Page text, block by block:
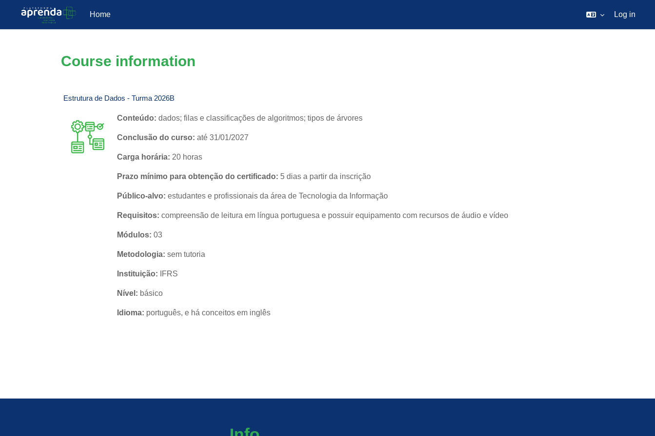
Home Log in
Course information
Estrutura de Dados - Turma 2026B
Conteúdo: dados; filas e classificações de algoritmos; tipos de árvores
Conclusão do curso: até 31/01/2027
Carga horária: 20 horas
Prazo mínimo para obtenção do certificado: 5 dias a partir da inscrição
Público-alvo: estudantes e profissionais da área de Tecnologia da Informação
Requisitos: compreensão de leitura em língua portuguesa e possuir equipamento com recursos de áudio e vídeo
Módulos: 03
Metodologia: sem tutoria
Instituição: IFRS
Nível: básico
Idioma: português, e há conceitos em inglês